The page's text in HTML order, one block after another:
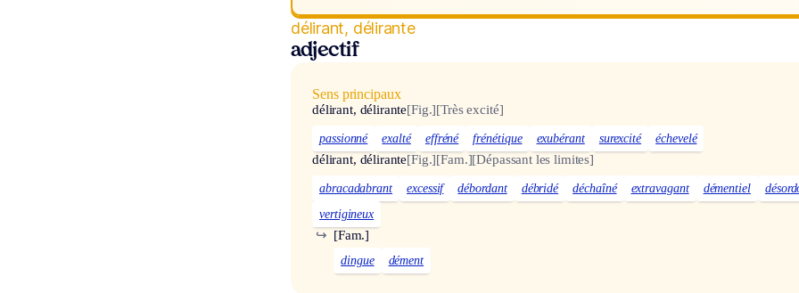
délirant, délirante
adjectif
Sens principaux
délirant, délirante[Fig.][Très excité]
passionné exalté effréné frénétique exubérant surexcité échevelé
délirant, délirante[Fig.][Fam.][Dépassant les limites]
abracadabrant excessif débordant débridé déchaîné extravagant démentiel
vertigineux
[Fam.]
↪
dingue dément